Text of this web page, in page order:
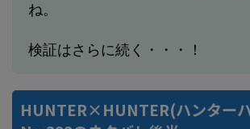
ね。
検証はさらに続く・・・！
HUNTER×HUNTER(ハンター